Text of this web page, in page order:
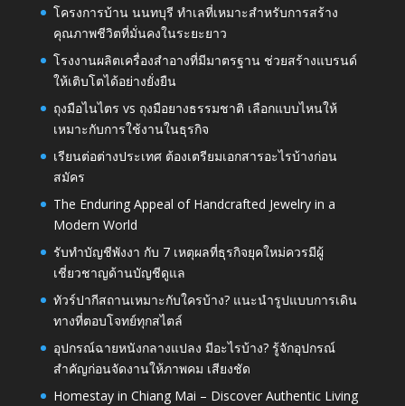
โครงการบ้าน นนทบุรี ทำเลที่เหมาะสำหรับการสร้าง
คุณภาพชีวิตที่มั่นคงในระยะยาว
โรงงานผลิตเครื่องสำอางที่มีมาตรฐาน ช่วยสร้างแบรนด์
ให้เติบโตได้อย่างยั่งยืน
ถุงมือไนไตร vs ถุงมือยางธรรมชาติ เลือกแบบไหนให้
เหมาะกับการใช้งานในธุรกิจ
เรียนต่อต่างประเทศ ต้องเตรียมเอกสารอะไรบ้างก่อน
สมัคร
The Enduring Appeal of Handcrafted Jewelry in a
Modern World
รับทำบัญชีพังงา กับ 7 เหตุผลที่ธุรกิจยุคใหม่ควรมีผู้
เชี่ยวชาญด้านบัญชีดูแล
ทัวร์ปากีสถานเหมาะกับใครบ้าง? แนะนำรูปแบบการเดิน
ทางที่ตอบโจทย์ทุกสไตล์
อุปกรณ์ฉายหนังกลางแปลง มีอะไรบ้าง? รู้จักอุปกรณ์
สำคัญก่อนจัดงานให้ภาพคม เสียงชัด
Homestay in Chiang Mai – Discover Authentic Living